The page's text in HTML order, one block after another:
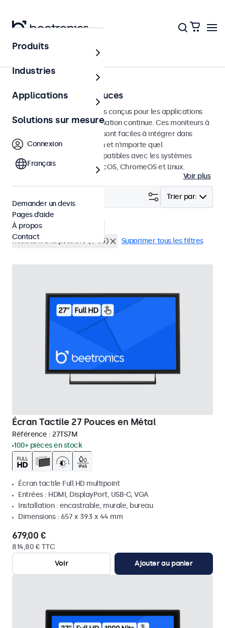
Écrans tactiles
Écrans tactiles 27 pouces
Écrans tactiles de 27 pouces conçus pour les applications
professionnelles et une utilisation continue. Ces moniteurs à
écran tactile de 27 pouces sont faciles à intégrer dans
n'importe quelle application et n'importe quel
environnement et sont compatibles avec les systèmes
d'exploitation Windows, macOS, ChromeOS et Linux.
Voir plus
Trier par:
Écrans tactiles 27 pouces
Résistant à la possière (IP65)
Supprimer tous les filtres
Écran Tactile 27 Pouces en Métal
Référence : 27TS7M
100+ pièces en stock
Écran tactile Full HD multipoint
Entrées : HDMI, DisplayPort, USB-C, VGA
Installation : encastrable, murale, bureau
Dimensions : 657 x 393 x 44 mm
679,00 €
814,80 € TTC
Voir
Ajouter au panier
Produits
Industries
Applications
Solutions sur mesure
Connexion
Français
Demander un devis
Pages d’aide
À propos
Contact